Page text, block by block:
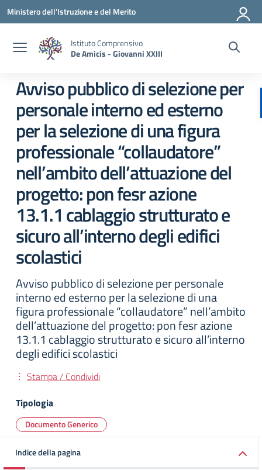
Vai ai contenuti
Vai al menu di navigazione
Vai al footer
Ministero dell'Istruzione e del Merito
Istituto Comprensivo
De Amicis - Giovanni XXIII
Avviso pubblico di selezione per
personale interno ed esterno
per la selezione di una figura
professionale “collaudatore”
nell’ambito dell’attuazione del
progetto: pon fesr azione
13.1.1 cablaggio strutturato e
sicuro all’interno degli edifici
scolastici
Avviso pubblico di selezione per personale
interno ed esterno per la selezione di una
figura professionale “collaudatore” nell’ambito
dell’attuazione del progetto: pon fesr azione
13.1.1 cablaggio strutturato e sicuro all’interno
degli edifici scolastici
Stampa / Condividi
Tipologia
Documento Generico
Indice della pagina